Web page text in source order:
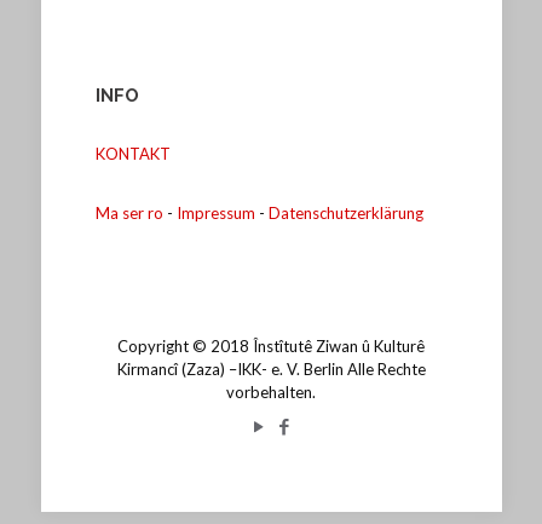
INFO
KONTAKT
Ma ser ro - Impressum - Datenschutzerklärung
Copyright © 2018 Înstîtutê Ziwan û Kulturê
Kirmancî (Zaza) –IKK- e. V. Berlin Alle Rechte
vorbehalten.